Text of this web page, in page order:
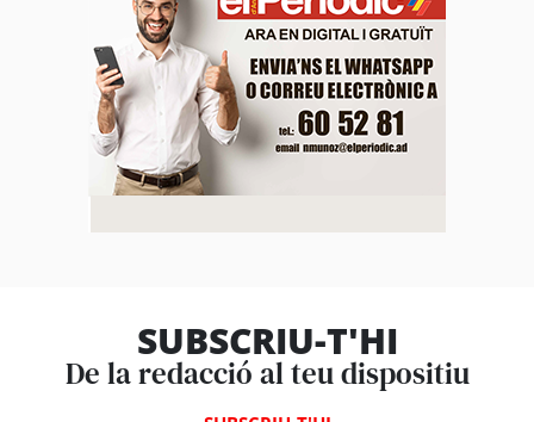
SUBSCRIU-T'HI
De la redacció al teu dispositiu